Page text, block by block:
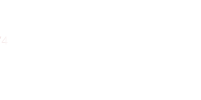
Umber Black